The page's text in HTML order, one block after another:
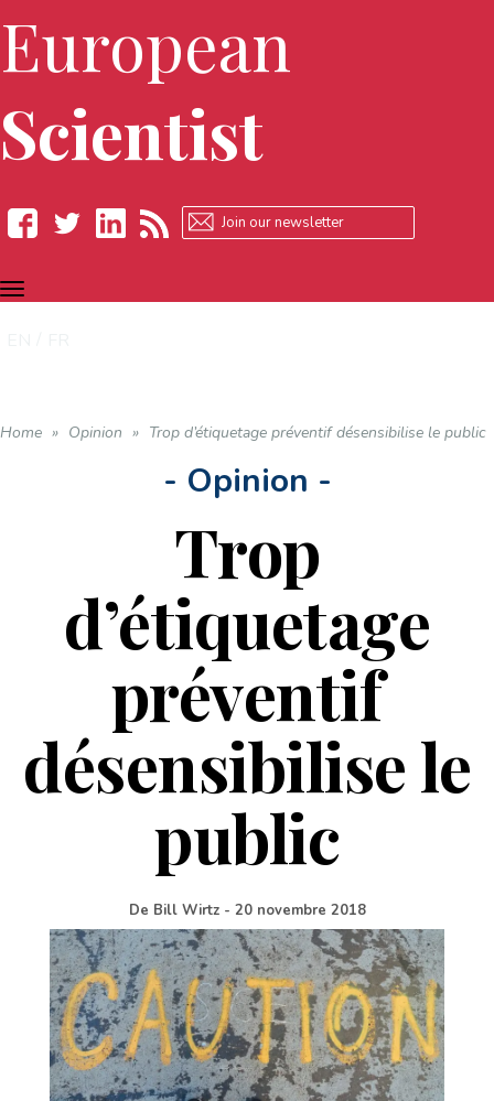
European
Scientist
Facebook
TOGGLE
NAVIGATION
Home » Opinion » Trop d’étiquetage préventif désensibilise le public
- Opinion -
Trop
d’étiquetage
préventif
désensibilise le
public
De Bill Wirtz - 20 novembre 2018